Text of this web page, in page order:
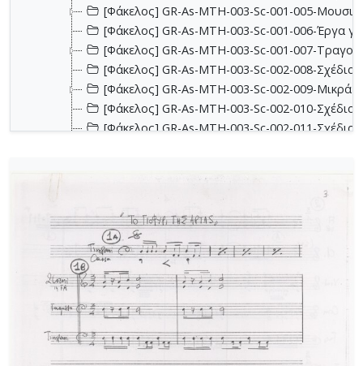
[Φάκελος] GR-As-MTH-003-Sc-001-005-
[Φάκελος] GR-As-MTH-003-Sc-001-006-Έργα
[Φάκελος] GR-As-MTH-003-Sc-001-007-
[Φάκελος] GR-As-MTH-003-Sc-002-008-
[Φάκελος] GR-As-MTH-003-Sc-002-009-Μικρά
[Φάκελος] GR-As-MTH-003-Sc-002-010-
[Φάκελος] GR-As-MTH-003-Sc-002-011-
[Φάκελος] GR-As-MTH-003-Sc-003-014-
[Φάκελος] GR-As-MTH-003-Sc-003-016-
[Φάκελος] GR-As-MTH-003-Sc-003-017-
[Φάκελος] GR-As-MTH-003-Sc-003-018-
[Φάκελος] GR-As-MTH-003-Sc-003-019-
[Φάκελος] GR-As-MTH-003-Sc-004-020-Σκίτσα
[Φάκελος] GR-As-MTH-003-Sc-004-021-
[Φάκελος] GR-As-MTH-003-Sc-004-022-
[Φάκελος] GR-As-MTH-003-Sc-004-023-